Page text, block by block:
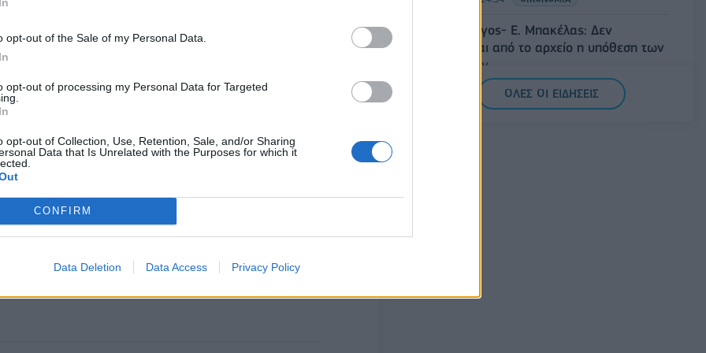
opt-out of the Sale of my Personal Data.
opt-out of processing my Personal Data for Targeted
opt-out of Collection, Use, Retention, Sale, and/or Sharing
Data that Is Unrelated with the Purposes for which it
CONFIRM
Data Deletion Data Access Privacy Policy
μακροοικονομικές ανακοινώσεις τις
της Κίνας το δ' τρίμηνο, τον βρετανικό
να δημοσιεύονται την Τετάρτη.
Άρειος Πάγος- Ε. Μπακέλας: Δεν
ανασύρεται από το αρχείο η υπόθεση των
υποκλοπών
07/08/2026 - 14:11 ΕΛΛΑΔΑ
ΟΛΕΣ ΟΙ ΕΙΔΗΣΕΙΣ